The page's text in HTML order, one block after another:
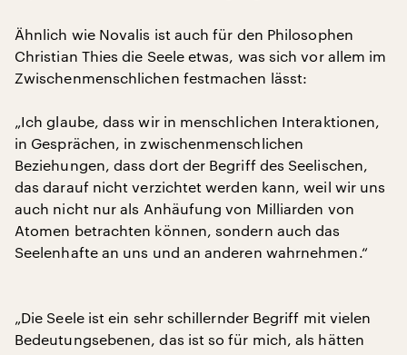
Ähnlich wie Novalis ist auch für den Philosophen
Christian Thies die Seele etwas, was sich vor allem im
Zwischenmenschlichen festmachen lässt:
„Ich glaube, dass wir in menschlichen Interaktionen,
in Gesprächen, in zwischenmenschlichen
Beziehungen, dass dort der Begriff des Seelischen,
das darauf nicht verzichtet werden kann, weil wir uns
auch nicht nur als Anhäufung von Milliarden von
Atomen betrachten können, sondern auch das
Seelenhafte an uns und an anderen wahrnehmen.“
„Die Seele ist ein sehr schillernder Begriff mit vielen
Bedeutungsebenen, das ist so für mich, als hätten